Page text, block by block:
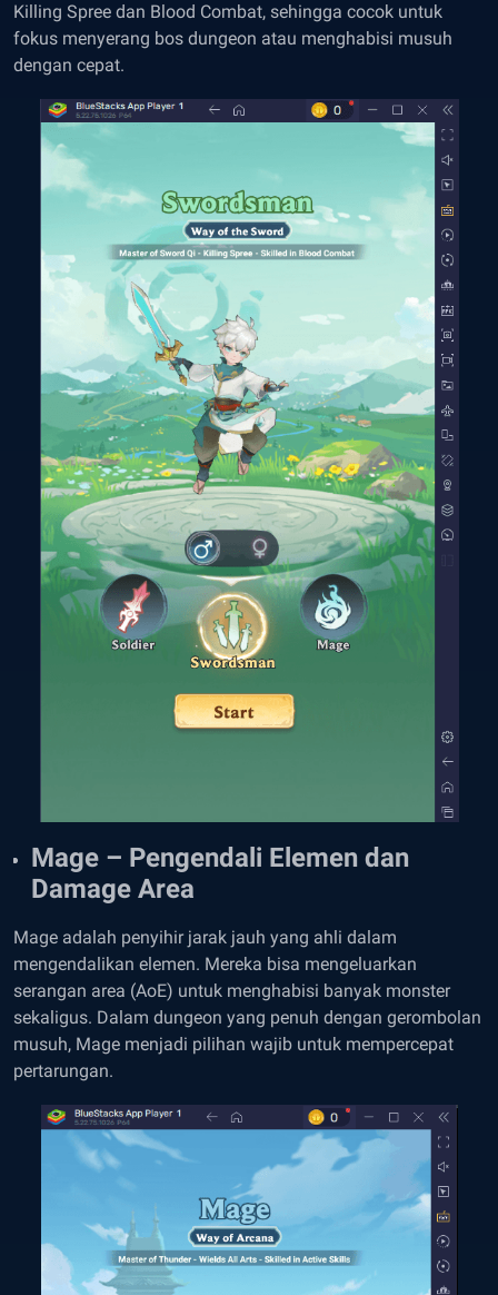
Killing Spree dan Blood Combat, sehingga cocok untuk
fokus menyerang bos dungeon atau menghabisi musuh
dengan cepat.
Mage – Pengendali Elemen dan
Damage Area
Mage adalah penyihir jarak jauh yang ahli dalam
mengendalikan elemen. Mereka bisa mengeluarkan
serangan area (AoE) untuk menghabisi banyak monster
sekaligus. Dalam dungeon yang penuh dengan gerombolan
musuh, Mage menjadi pilihan wajib untuk mempercepat
pertarungan.